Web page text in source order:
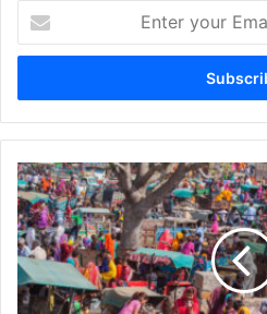
your
Email